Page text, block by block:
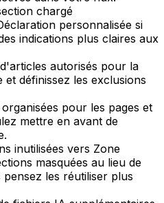
chargé
personnalisée si
indications plus claires aux
autorisés pour la
et définissez les exclusions
organisées pour les pages et
mettre en avant de
inutilisées vers Zone
masquées au lieu de
les réutiliser plus